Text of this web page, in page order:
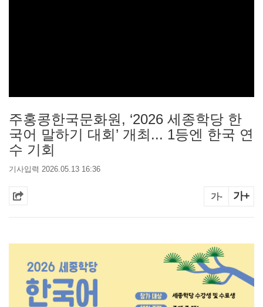
주홍콩한국문화원, ‘2026 세종학당 한
국어 말하기 대회’ 개최... 1등엔 한국 연
수 기회
기사입력 2026.05.13 16:36
가- 가+